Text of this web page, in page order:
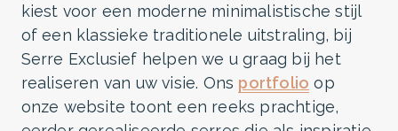
kiest voor een moderne minimalistische stijl
of een klassieke traditionele uitstraling, bij
Serre Exclusief helpen we u graag bij het
realiseren van uw visie. Ons portfolio op
onze website toont een reeks prachtige,